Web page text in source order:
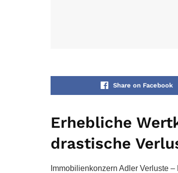
Share on Facebook
Erhebliche
drastische
Immobilienkonzern Adler Verluste